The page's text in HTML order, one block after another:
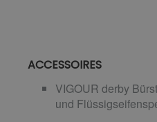
ACCESSOIRES
VIGOUR derby
und